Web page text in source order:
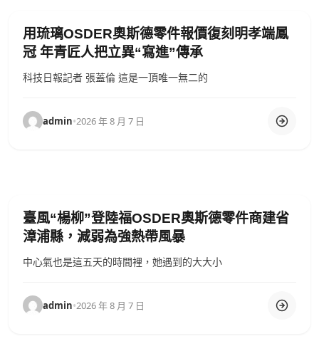
用琉璃OSDER奧斯德零件報價復刻明孝端鳳
冠 年青匠人把立異“寫進”傳承
科技日報記者 張蓋倫 這是一頂唯一無二的
admin•2026 年 8 月 7 日
臺風“楊柳”登陸福OSDER奧斯德零件商建省
漳浦縣，減弱為強熱帶風暴
中心氣也是這五天的時間裡，她遇到的大大小
admin•2026 年 8 月 7 日